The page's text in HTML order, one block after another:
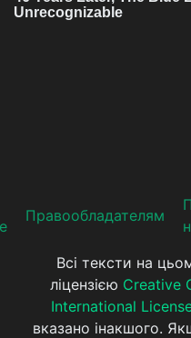
Прaвooблaдателям
Всі тексти на
ліцензією Creative
International
вказано інакшого.